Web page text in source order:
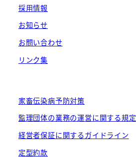
採用情報
お知らせ
お問い合わせ
リンク集
家畜伝染病予防対策
監理団体の業務の運営に関する規定
経営者保証に関するガイドライン
定型約款